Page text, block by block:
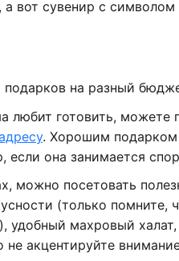
вот сувенир с
на разный
любит готовить,
. Хорошим подарком
она занимается
можно посетовать
(только
удобный махровый
акцентируйте